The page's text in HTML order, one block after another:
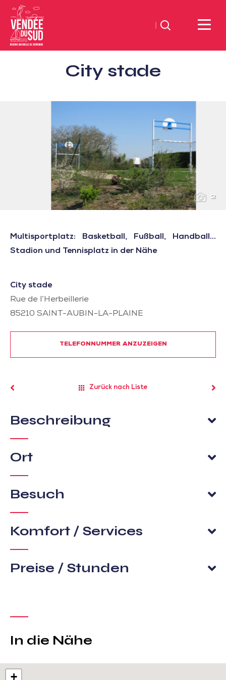
Sud
Suchen
City stade
2
Multisportplatz: Basketball, Fußball, Handball...
Stadion und Tennisplatz in der Nähe
City stade
Rue de l’Herbeillerie
85210 SAINT-AUBIN-LA-PLAINE
TELEFONNUMMER ANZUZEIGEN
Zurück nach Liste
Beschreibung
Ort
Besuch
Komfort / Services
Preise / Stunden
In die Nähe
+